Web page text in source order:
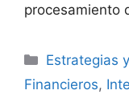
procesamiento
Categorías
Estrategias
Financieros,